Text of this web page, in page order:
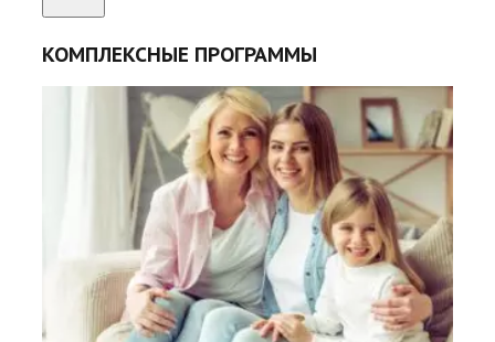
КОМПЛЕКСНЫЕ ПРОГРАММЫ